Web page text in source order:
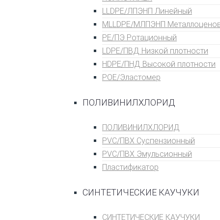
LLDPE/ЛПЭНП Линейный
MLLDPE/МЛПЭНП
PE/ПЭ Ротационный
LDPE/ПВД Низкой плотности
HDPE/ПНД Высокой плотности
POE/Эластомер
ПОЛИВИНИЛХЛОРИД
ПОЛИВИНИЛХЛОРИД
PVC/ПВХ Суспензионный
PVC/ПВХ Эмульсионный
Пластификатор
СИНТЕТИЧЕСКИЕ КАУЧУКИ
СИНТЕТИЧЕСКИЕ КАУЧУКИ